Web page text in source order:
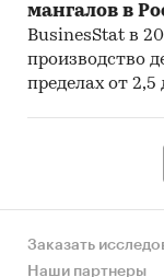
мангалов в
BusinesStat в
производство
пределах от
Заказать
Наши партнеры